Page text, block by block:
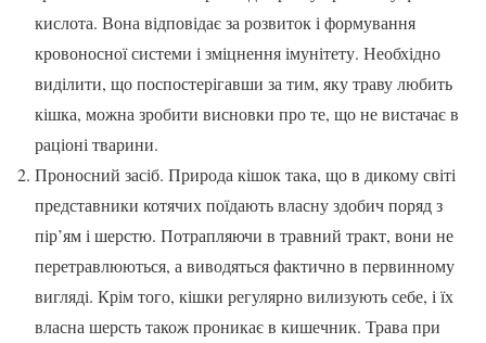
кислота. Вона відповідає за розвиток і формування
кровоносної системи і зміцнення імунітету. Необхідно
виділити, що поспостерігавши за тим, яку траву любить
кішка, можна зробити висновки про те, що не вистачає в
раціоні тварини.
Проносний засіб. Природа кішок така, що в дикому світі
представники котячих поїдають власну здобич поряд з
пір’ям і шерстю. Потрапляючи в травний тракт, вони не
перетравлюються, а виводяться фактично в первинному
вигляді. Крім того, кішки регулярно вилизують себе, і їх
власна шерсть також проникає в кишечник. Трава при